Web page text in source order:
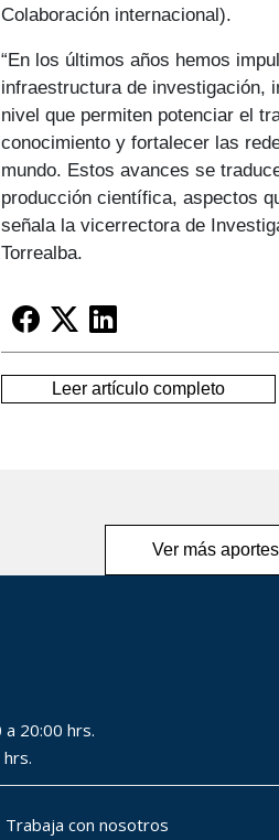
Colaboración internacional).
“En los últimos años hemos
infraestructura de investigación,
nivel que permiten potenciar el
conocimiento y fortalecer las
mundo. Estos avances se
producción científica, aspectos
señala la vicerrectora de
Torrealba.
Leer artículo completo
Ver más